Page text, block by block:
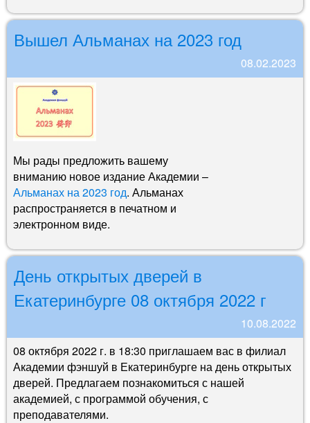
Вышел Альманах на 2023 год
08.02.2023
Мы рады предложить вашему
вниманию новое издание Академии –
Альманах на 2023 год. Альманах
распространяется в печатном и
электронном виде.
День открытых дверей в
Екатеринбурге 08 октября 2022 г
10.08.2022
08 октября 2022 г. в 18:30 приглашаем вас в филиал
Академии фэншуй в Екатеринбурге на день открытых
дверей. Предлагаем познакомиться с нашей
академией, с программой обучения, с
преподавателями.